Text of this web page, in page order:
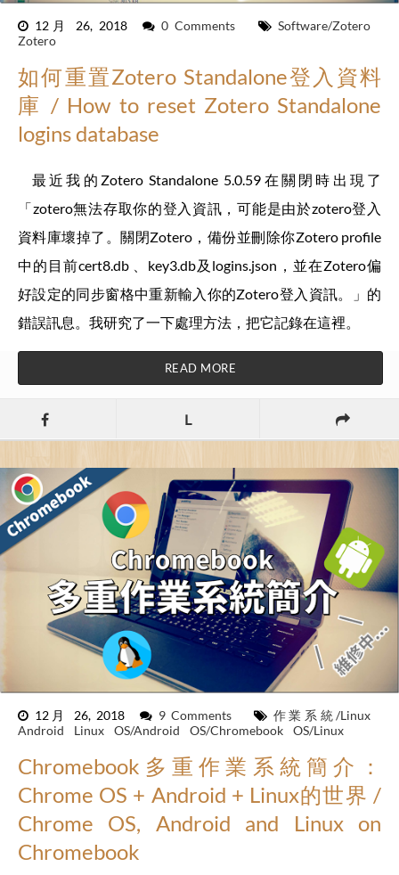
12月 26, 2018 0 Comments
Software/Zotero
Zotero
如何重置Zotero Standalone登入資料
庫 / How to reset Zotero Standalone
logins database
最近我的Zotero Standalone 5.0.59在關閉時出現了
「zotero無法存取你的登入資訊，可能是由於zotero登入
資料庫壞掉了。關閉Zotero，備份並刪除你Zotero profile
中的目前cert8.db 、key3.db及logins.json，並在Zotero偏
好設定的同步窗格中重新輸入你的Zotero登入資訊。」的
錯誤訊息。我研究了一下處理方法，把它記錄在這裡。
READ MORE
L
12月 26, 2018 9 Comments
作業系統/Linux
Android
Linux OS/Android OS/Chromebook OS/Linux
Chromebook多重作業系統簡介：
Chrome OS + Android + Linux的世界 /
Chrome OS, Android and Linux on
Chromebook